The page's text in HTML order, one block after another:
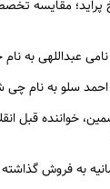
مقایسه
عبداللهی به
سلو به نام
خواننده قبل
به فروش